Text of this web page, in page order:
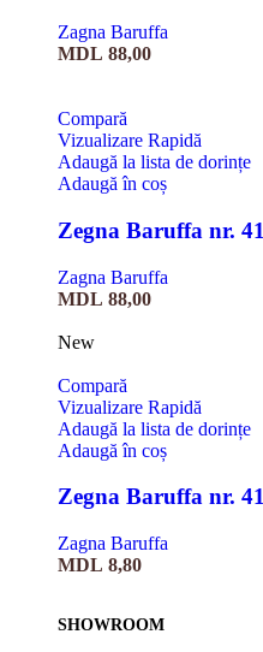
Zagna Baruffa
MDL 88,00
Compară
Vizualizare Rapidă
Adaugă la lista de dorințe
Adaugă în coș
Zegna Baruffa nr.
Zagna Baruffa
MDL 88,00
New
Compară
Vizualizare Rapidă
Adaugă la lista de dorințe
Adaugă în coș
Zegna Baruffa nr.
Zagna Baruffa
MDL 8,80
SHOWROOM